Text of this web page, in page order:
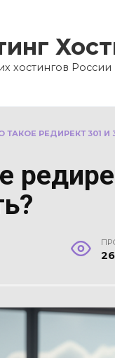
хостингов России
ТАКОЕ РЕДИРЕКТ 301 И